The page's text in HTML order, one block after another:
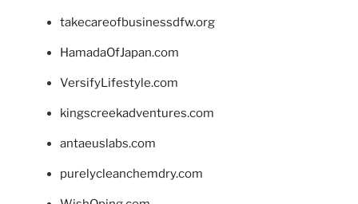
takecareofbusinessdfw.org
HamadaOfJapan.com
VersifyLifestyle.com
kingscreekadventures.com
antaeuslabs.com
purelycleanchemdry.com